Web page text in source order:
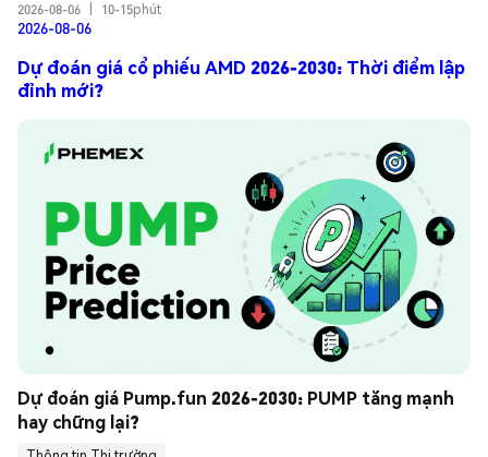
2026-08-06
10-15phút
2026-08-06
Dự đoán giá cổ phiếu AMD 2026-2030: Thời điểm lập
đỉnh mới?
Dự đoán giá Pump.fun 2026-2030: PUMP tăng mạnh
hay chững lại?